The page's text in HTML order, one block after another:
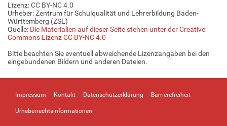
Lizenz: CC BY-NC 4.0
Urheber: Zentrum für Schulqualität und Lehrerbildung Baden-
Württemberg (ZSL)
Quelle: Die Materialien auf dieser Seite stehen unter der Creative
Commons Lizenz CC BY-NC 4.0
Bitte beachten Sie eventuell abweichende Lizenzangaben bei den
eingebundenen Bildern und anderen Dateien.
Impressum Kontakt Datenschutzerklärung Barrierefreiheit
Urheberrechtsinformationen